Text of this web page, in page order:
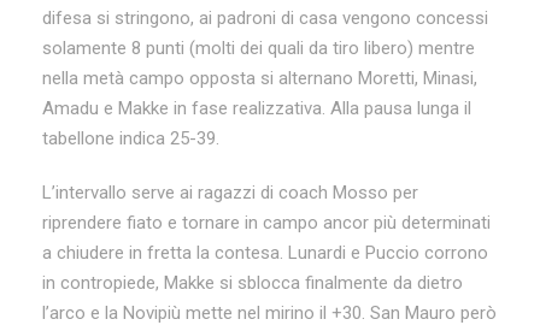
difesa si stringono, ai padroni di casa vengono concessi
solamente 8 punti (molti dei quali da tiro libero) mentre
nella metà campo opposta si alternano Moretti, Minasi,
Amadu e Makke in fase realizzativa. Alla pausa lunga il
tabellone indica 25-39.
L’intervallo serve ai ragazzi di coach Mosso per
riprendere fiato e tornare in campo ancor più determinati
a chiudere in fretta la contesa. Lunardi e Puccio corrono
in contropiede, Makke si sblocca finalmente da dietro
l’arco e la Novipiù mette nel mirino il +30. San Mauro però